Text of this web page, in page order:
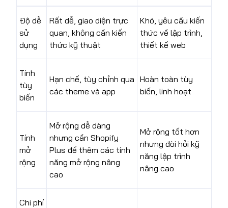
Độ dễ
sử
dụng
Rất dễ, giao diện trực
quan, không cần kiến
thức kỹ thuật
Khó, yêu cầu kiến
thức về lập trình,
thiết kế web
Tính
tùy
biến
Hạn chế, tùy chỉnh qua
các theme và app
Hoàn toàn tùy
biến, linh hoạt
Tính
mở
rộng
Mở rộng dễ dàng
nhưng cần Shopify
Plus để thêm các tính
năng mở rộng nâng
cao
Mở rộng tốt hơn
nhưng đòi hỏi kỹ
năng lập trình
nâng cao
Chi phí